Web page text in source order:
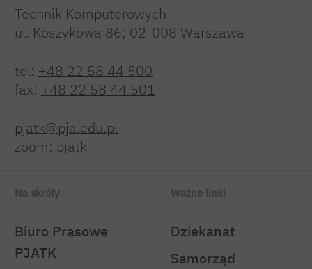
Technik Komputerowych
ul. Koszykowa 86; 02-008 Warszawa
tel: +48 22 58 44 500
fax: +48 22 58 44 501
pjatk@pja.edu.pl
zoom: pjatk
Na skróty
Biuro Prasowe
PJATK
Ważne linki
Dziekanat
Samorząd